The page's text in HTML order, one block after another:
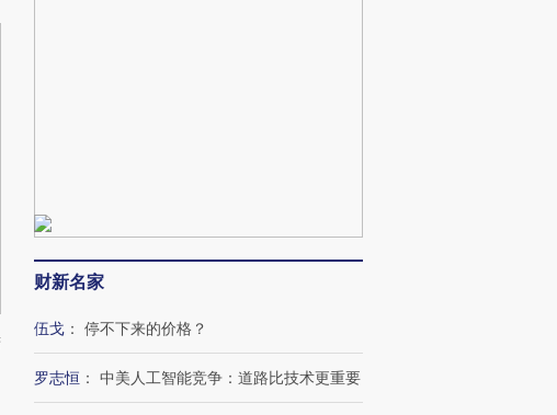
财新名家
伍戈 ： 停不下来的价格？
罗志恒 ： 中美人工智能竞争：道路比技术更重要